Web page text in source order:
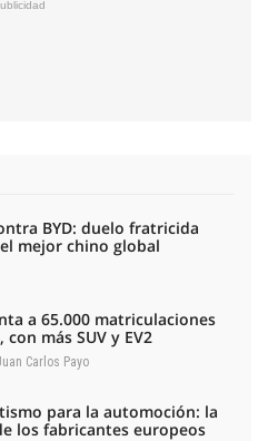
BYD: duelo fratricida
mejor chino global
a 65.000 matriculaciones
con más SUV y EV2
Carlos Payo
para la automoción: la
los fabricantes europeos